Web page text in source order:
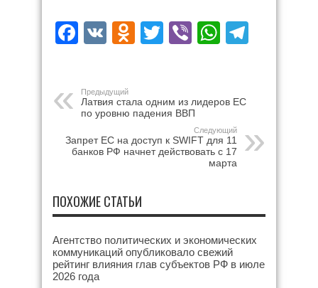
Facebook
VK Odnoklassniki
Twitter
Viber
Предыдущий
Латвия стала одним из лидеров ЕС
по уровню падения ВВП
Следующий
Запрет ЕС на доступ к SWIFT для 11
банков РФ начнет действовать с 17
марта
ПОХОЖИЕ СТАТЬИ
Агентство политических и экономических
коммуникаций опубликовало свежий
рейтинг влияния глав субъектов РФ в июле
2026 года